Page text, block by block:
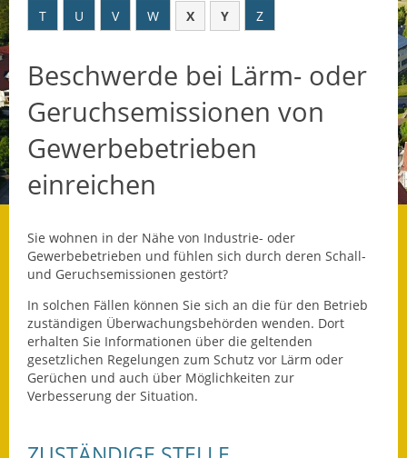
Datenschutz
Datenschutz im
Steueramt
Was die Alten noch
wussten!
Informationsbroschüre
Lärmaktionsplan
Infos in Leichter Sprache
T
U V W X Y Z
Beschwerde bei Lärm- oder
Geruchsemissionen von
Gewerbebetrieben
einreichen
Sie wohnen in der Nähe von Industrie- oder
Gewerbebetrieben und fühlen sich durch deren Schall-
und Geruchsemissionen gestört?
In solchen Fällen können Sie sich an die für den Betrieb
zuständigen Überwachungsbehörden wenden. Dort
erhalten Sie Informationen über die geltenden
gesetzlichen Regelungen zum Schutz vor Lärm oder
Gerüchen und auch über Möglichkeiten zur
Verbesserung der Situation.